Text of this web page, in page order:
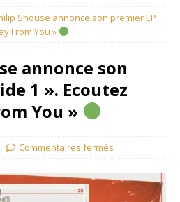
Shouse annonce son premier EP
From You »
annonce son
1 ». Ecoutez
You »
Commentaires fermés